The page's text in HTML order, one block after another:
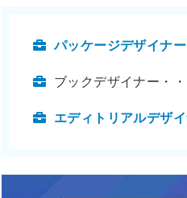
パッケージデザイナー
ブックデザイナー・
エディトリアルデザ